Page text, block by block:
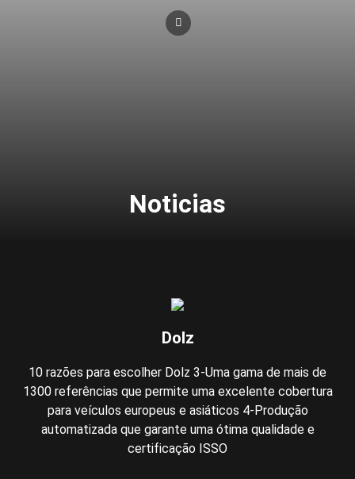
Noticias
Dolz
10 razões para escolher Dolz 3-Uma gama de mais de
1300 referências que permite uma excelente cobertura
para veículos europeus e asiáticos 4-Produção
automatizada que garante uma ótima qualidade e
certificação ISSO